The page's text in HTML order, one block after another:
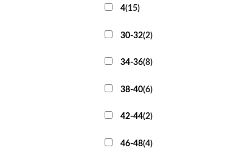
4(15)
30-32(2)
34-36(8)
38-40(6)
42-44(2)
46-48(4)